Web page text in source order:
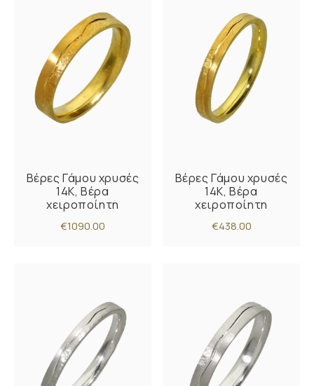
Βέρες Γάμου χρυσές
14Κ, Βέρα
χειροποίητη
€1090.00
Βέρες Γάμου χρυσές
14Κ, Βέρα
χειροποίητη
€438.00